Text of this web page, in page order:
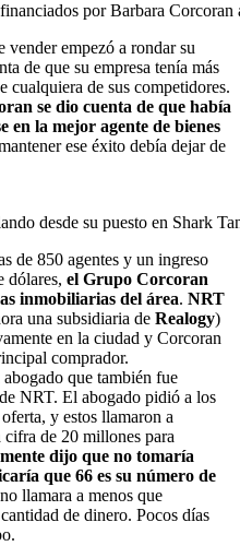
por Barbara
vender empezó a rondar su
de que su empresa tenía más
cualquiera de sus competidores.
se dio cuenta de que había
en la mejor agente de bienes
ese éxito debía dejar de
desde su puesto en Shark
de 850 agentes y un ingreso
dólares, el Grupo Corcoran
inmobiliarias del área. NRT
una subsidiaria de Realogy)
en la ciudad y Corcoran
comprador.
que también fue
NRT. El abogado pidió a los
y estos llamaron a
cifra de 20 millones para
dijo que no tomaría
que 66 es su número de
llamara a menos que
de dinero. Pocos días